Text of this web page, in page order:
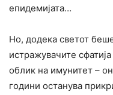
епидемијата…
Но, додека светот
истражувачите
облик на имунитет –
години останува